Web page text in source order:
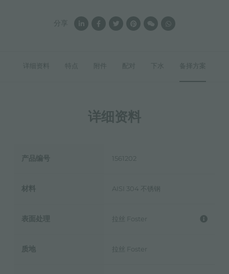
详细资料 特点 附件 配对 下水 备择方案
详细资料
产品编号 1561202
材料 AISI 304 不锈钢
表面处理 拉丝 Foster
质地 拉丝 Foster
分享